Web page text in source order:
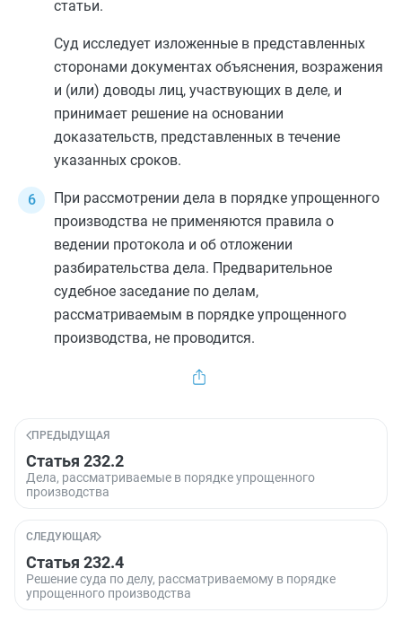
статьи.
Суд исследует изложенные в представленных
сторонами документах объяснения, возражения
и (или) доводы лиц, участвующих в деле, и
принимает решение на основании
доказательств, представленных в течение
указанных сроков.
При рассмотрении дела в порядке упрощенного
производства не применяются правила о
ведении протокола и об отложении
разбирательства дела. Предварительное
судебное заседание по делам,
рассматриваемым в порядке упрощенного
производства, не проводится.
ПРЕДЫДУЩАЯ
Статья 232.2
Дела, рассматриваемые в порядке упрощенного
производства
СЛЕДУЮЩАЯ
Статья 232.4
Решение суда по делу, рассматриваемому в порядке
упрощенного производства